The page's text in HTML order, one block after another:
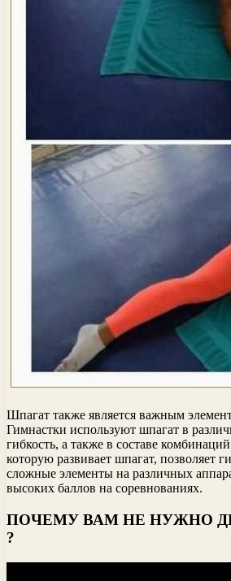
Шпагат также является важным
Гимнастки используют шпагат в
гибкость, а также в составе
которую развивает шпагат, позволяет
сложные элементы на различных
высоких баллов на соревнованиях.
ПОЧЕМУ ВАМ НЕ НУЖНО
?